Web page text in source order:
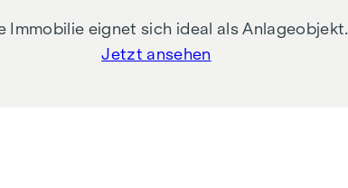
Immobilie eignet sich ideal als Anlageobjekt.
Jetzt ansehen